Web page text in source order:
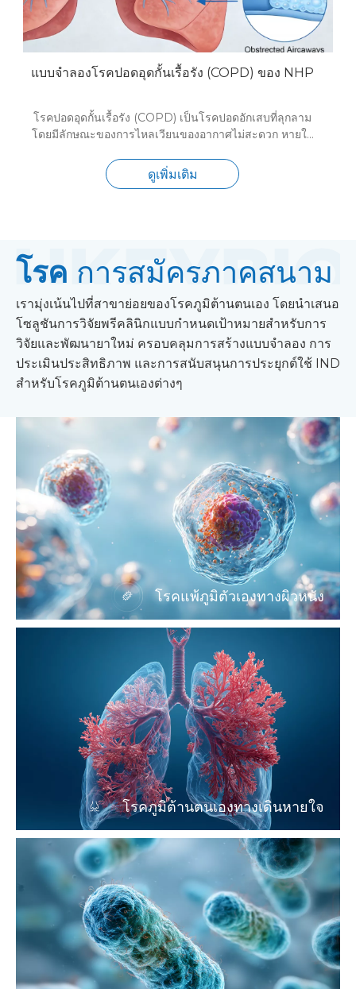
แบบจำลองโรคปอดอุดกั้นเรื้อรัง (COPD) ของ NHP
โรคปอดอุดกั้นเรื้อรัง (COPD) เป็นโรคปอดอักเสบที่ลุกลาม
โดยมีลักษณะของการไหลเวียนของอากาศไม่สะดวก หายใจ
ควันบุหรี่เป็นเวลานาน HKeyBio นำเสนอแบบจำลอง
NHP COPD ที่ได้รับการตรวจสอบอย่างดี ซึ่งเกิดจากการ
การถ่ายภาพซีที โดยเป็นแพลตฟอร์มที่แข็งแกร่งสำหรับการ
ทดสอบประสิทธิภาพพรีคลินิกของการรักษาโรคปอดอุดกั้น
เรื้อรังแบบใหม่
ดูเพิ่มเติม
โรค การสมัครภาคสนาม
เรามุ่งเน้นไปที่สาขาย่อยของโรคภูมิต้านตนเอง โดยนำเสนอ
โซลูชันการวิจัยพรีคลินิกแบบกำหนดเป้าหมายสำหรับการ
วิจัยและพัฒนายาใหม่ ครอบคลุมการสร้างแบบจำลอง การ
ประเมินประสิทธิภาพ และการสนับสนุนการประยุกต์ใช้ IND
สำหรับโรคภูมิต้านตนเองต่างๆ
โรคแพ้ภูมิตัวเองทางผิวหนัง
โรคภูมิต้านตนเองทางเดินหายใจ